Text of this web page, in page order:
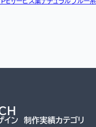
イン 制作実績カテゴリ